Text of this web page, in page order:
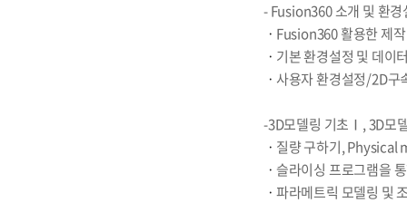
- Fusion360 소개 및 환
ㆍ Fusion360 활용한 제
ㆍ 기본 환경설정 및 데이
ㆍ 사용자 환경설정/2D구
-3D모델링 기초Ⅰ, 3D모
ㆍ 질량 구하기, Physical
ㆍ 슬라이싱 프로그램을
ㆍ 파라메트릭 모델링 및